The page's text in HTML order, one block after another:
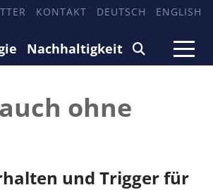
KONTAKT DEUTSCH ENGLISH
Nachhaltigkeit
ohne
und Trigger für